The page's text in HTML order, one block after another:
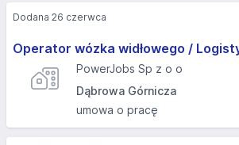
Operator wózka widłowego /
PowerJobs Sp z o o
Dąbrowa Górnicza
umowa o pracę
Dodana 26 czerwca